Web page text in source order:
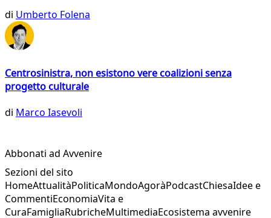
di Umberto Folena
Centrosinistra, non esistono vere coalizioni senza
progetto culturale
di Marco Iasevoli
Abbonati ad Avvenire
Sezioni del sito
HomeAttualitàPoliticaMondoAgoràPodcastChiesaIdee e
CommentiEconomiaVita e
CuraFamigliaRubricheMultimediaEcosistema avvenire